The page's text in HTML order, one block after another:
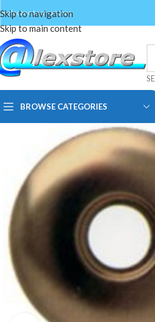
Skip to navigation
Skip to main content
welcome to alexstore
BROWSE CATEGORIES